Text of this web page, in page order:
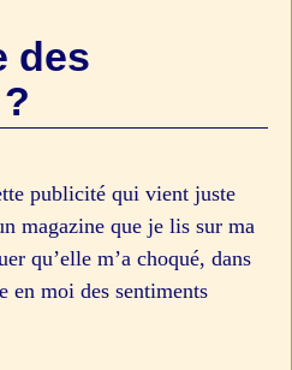
des
publicité qui vient juste
magazine que je lis sur ma
qu’elle m’a choqué, dans
en moi des sentiments